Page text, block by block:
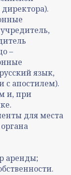
–
язык,
с апостилем).
и, при
для места
аренды;